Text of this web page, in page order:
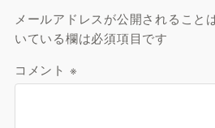
メールアドレスが公開されること
いている欄は必須項目です
コメント ※